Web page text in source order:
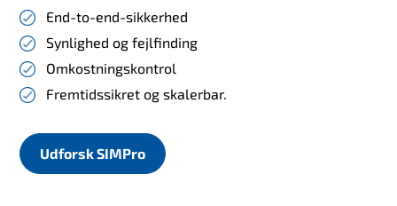
End-to-end-sikkerhed
Synlighed og fejlfinding
Omkostningskontrol
Fremtidssikret og skalerbar.
Udforsk SIMPro